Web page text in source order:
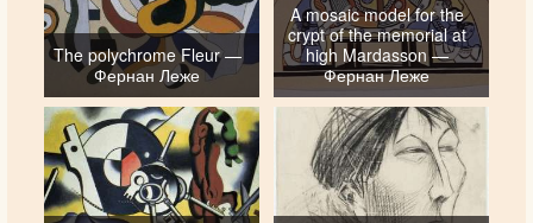
The polychrome Fleur —
Фернан Леже
A mosaic model for the
crypt of the memorial at
high Mardasson —
Фернан Леже